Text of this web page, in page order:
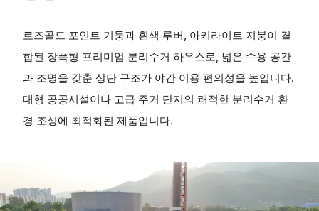
로즈골드 포인트 기둥과 흰색 루버, 아키라이트 지붕이 결
합된 장폭형 프리미엄 분리수거 하우스로, 넓은 수용 공간
과 조명을 갖춘 상단 구조가 야간 이용 편의성을 높입니다.
대형 공공시설이나 고급 주거 단지의 쾌적한 분리수거 환
경 조성에 최적화된 제품입니다.